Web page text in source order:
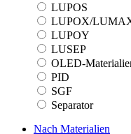
LUPOS
LUPOX/
LUPOY
LUSEP
OLED-
PID
SGF
Separator
Nach Materialien